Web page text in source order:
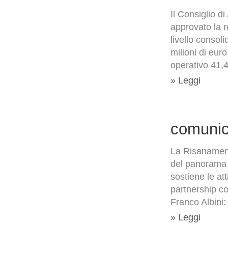
Il Consiglio
approvato la
livello
milioni di
operativo
» Leggi
La
del
sostiene le
partnership
Franco
» Leggi